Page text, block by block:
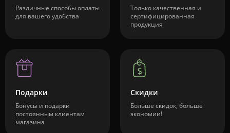
Различные способы оплаты
для вашего удобства
Только качественная и
сертифицированная
продукция
Подарки
Бонусы и подарки
постоянным клиентам
магазина
Скидки
Больше скидок, больше
экономии!